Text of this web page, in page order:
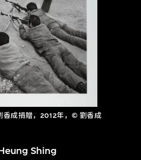
香成捐贈，2012年，© 劉香成
Shing
二十及二十一世纪视觉